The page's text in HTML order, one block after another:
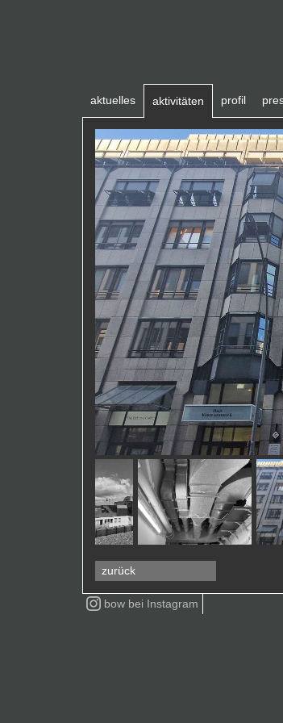
aktuelles aktivitäten profil
zurück
bow bei Instagram